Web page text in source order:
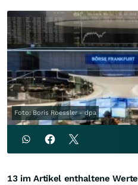
Foto: Boris Roessler - dpa
13 im Artikel enthaltene Werte